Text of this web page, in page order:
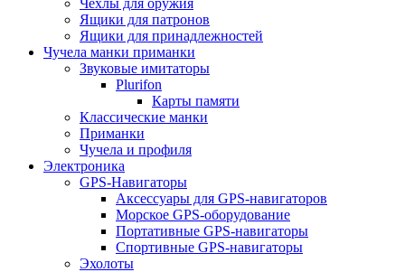
Чехлы для оружия
Ящики для патронов
Ящики для принадлежностей
Чучела манки приманки
Звуковые имитаторы
Plurifon
Карты памяти
Классические манки
Приманки
Чучела и профиля
Электроника
GPS-Навигаторы
Аксессуары для GPS-навигаторов
Морское GPS-оборудование
Портативные GPS-навигаторы
Спортивные GPS-навигаторы
Эхолоты